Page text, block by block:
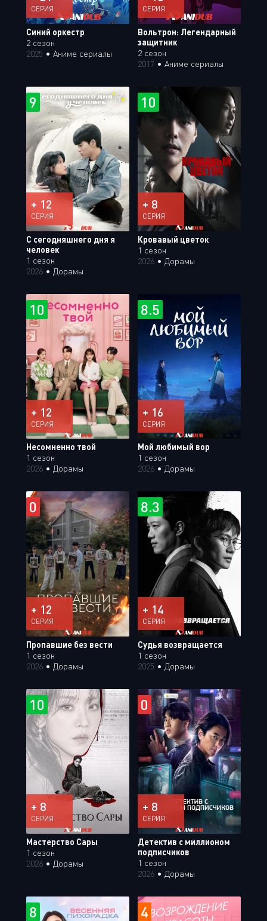
СЕРИЯ
Синий оркестр
2 сезон
2025 • Аниме сериалы
СЕРИЯ
Вольтрон: Легендарный
защитник
2 сезон
2017 • Аниме сериалы
9
+ 12
СЕРИЯ
С сегодняшнего дня я
человек
1 сезон
2026 • Дорамы
10
+ 8
СЕРИЯ
Кровавый цветок
1 сезон
2026 • Дорамы
10
+ 12
СЕРИЯ
Несомненно твой
1 сезон
2026 • Дорамы
8.5
+ 16
СЕРИЯ
Мой любимый вор
1 сезон
2026 • Дорамы
0
+ 12
СЕРИЯ
Пропавшие без вести
1 сезон
2026 • Дорамы
8.3
+ 14
СЕРИЯ
Судья возвращается
1 сезон
2025 • Дорамы
10
+ 8
СЕРИЯ
Мастерство Сары
1 сезон
2026 • Дорамы
0
+ 8
СЕРИЯ
Детектив с миллионом
подписчиков
1 сезон
2026 • Дорамы
8 4